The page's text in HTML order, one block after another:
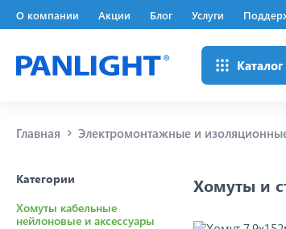
О компании Акции Блог Услуги
Каталог
Главная Электромонтажные и
Категории
Хомуты кабельные
нейлоновые и аксессуары
Хомуты и